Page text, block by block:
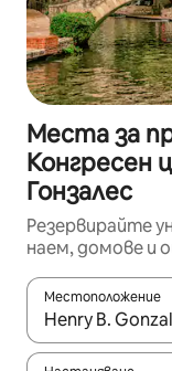
Места за
Конгресен
Гонзалес
Резервирайте
наем, домове и
Местоположение
Когато